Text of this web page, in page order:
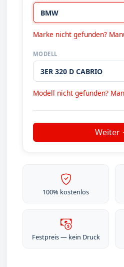
Marke nicht gefunden?
MODELL
Modell nicht gefunden?
100% kostenlos
Festpreis — kein Druck